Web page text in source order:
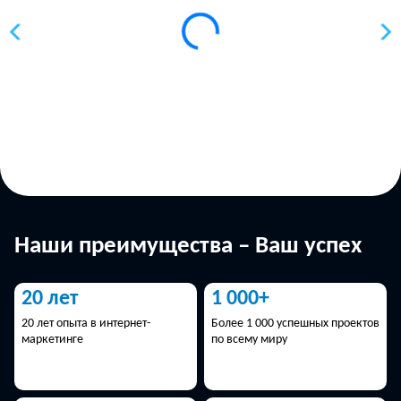
Наши преимущества – Ваш успех
20 лет
20 лет опыта в интернет-
маркетинге
1 000+
Более 1 000 успешных проектов
по всему миру